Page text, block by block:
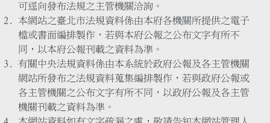
可逕向發布法規之主管機關洽詢。
本網站之臺北市法規資料係由本府各機關所提供之電子
檔或書面編排製作，若與本府公報之公布文字有所不
同，以本府公報刊載之資料為準。
有關中央法規資料係由本系統於政府公報及各主管機關
網站所發布之法規資料蒐集編排製作，若與政府公報或
各主管機關之公布文字有所不同，以政府公報及各主管
機關刊載之資料為準。
本網站資料如有文字疏漏之處，敬請告知本網站管理人